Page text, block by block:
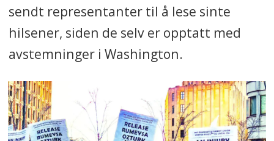
sendt representanter til å lese sinte
hilsener, siden de selv er opptatt med
avstemninger i Washington.